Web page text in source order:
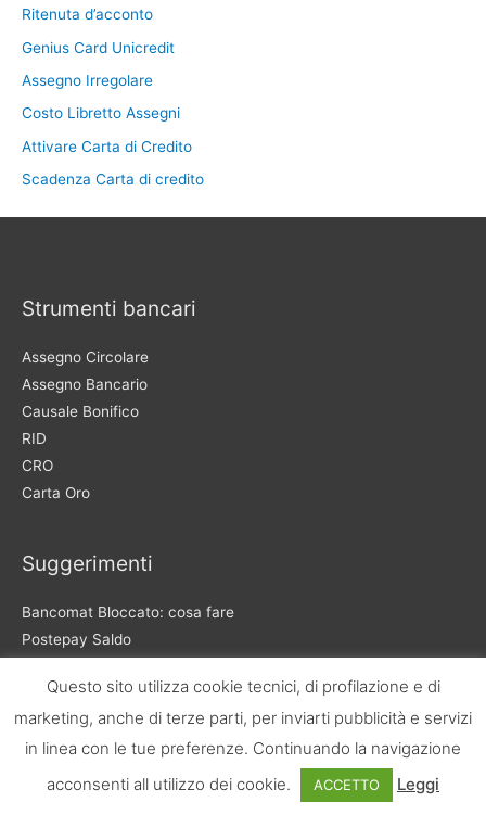
Ritenuta d’acconto
Genius Card Unicredit
Assegno Irregolare
Costo Libretto Assegni
Attivare Carta di Credito
Scadenza Carta di credito
Strumenti bancari
Assegno Circolare
Assegno Bancario
Causale Bonifico
RID
CRO
Carta Oro
Suggerimenti
Bancomat Bloccato: cosa fare
Postepay Saldo
Signoraggio Bancario
Aprire conto corrente Estero
Chiusura conto corrente
Questo sito utilizza cookie tecnici, di profilazione e di
marketing, anche di terze parti, per inviarti pubblicità e servizi
in linea con le tue preferenze. Continuando la navigazione
acconsenti all utilizzo dei cookie.
ACCETTO Leggi